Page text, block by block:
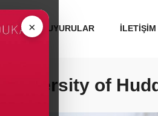
DUYURULAR İLETİŞİM
of